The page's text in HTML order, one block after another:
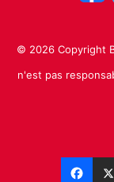
© 2026 Copyright
n'est pas